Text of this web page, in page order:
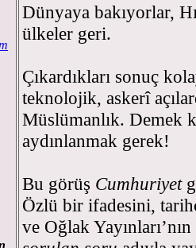
Dünyaya bakıyorlar,
ülkeler geri.
Çıkardıkları sonuç
teknolojik, askerî
Müslümanlık. Demek
aydınlanmak gerek!
Bu görüş Cumhuriyet
Özlü bir ifadesini,
ve Oğlak